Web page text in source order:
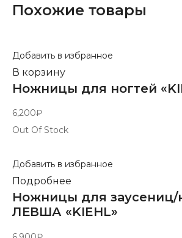
Похожие товары
Добавить в избранное
В корзину
Ножницы для ногтей
6,200₽
Out Of Stock
Добавить в избранное
Подробнее
Ножницы для заусениц/
ЛЕВША «KIEHL»